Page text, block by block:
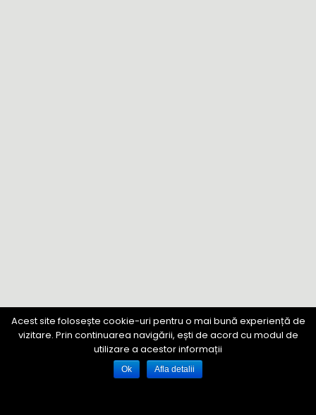
Acest site folosește cookie-uri pentru o mai bună experiență de
vizitare. Prin continuarea navigării, ești de acord cu modul de
utilizare a acestor informații
Ok Afla detalii